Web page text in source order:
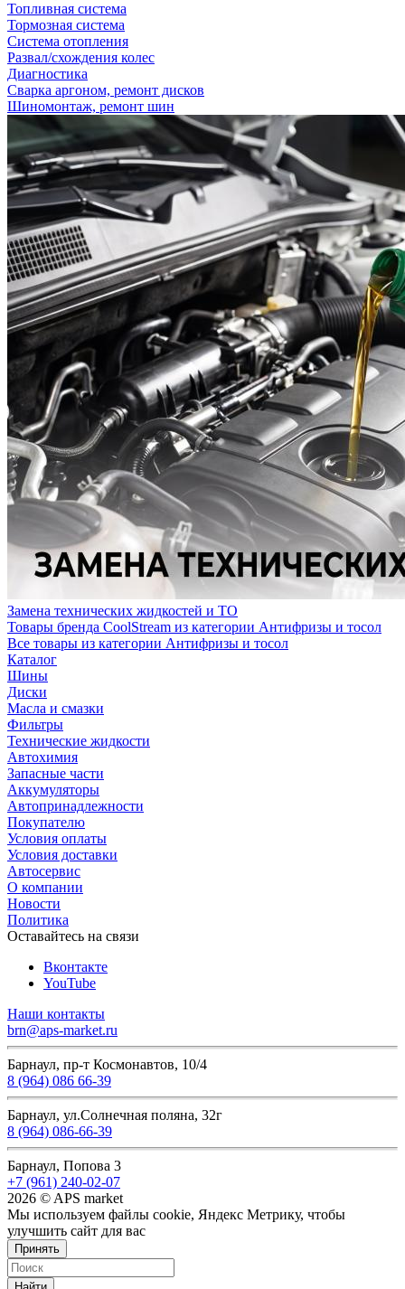
Топливная система
Тормозная система
Система отопления
Развал/схождения колес
Диагностика
Сварка аргоном, ремонт дисков
Шиномонтаж, ремонт шин
Замена технических жидкостей и ТО
Товары бренда CoolStream из категории Антифризы и тосол
Все товары из категории Антифризы и тосол
Каталог
Шины
Диски
Масла и смазки
Фильтры
Технические жидкости
Автохимия
Запасные части
Аккумуляторы
Автопринадлежности
Покупателю
Условия оплаты
Условия доставки
Автосервис
О компании
Новости
Политика
Оставайтесь на связи
Вконтакте
YouTube
Наши контакты
brn@aps-market.ru
Барнаул, пр-т Космонавтов, 10/4
8 (964) 086 66-39
Барнаул, ул.Солнечная поляна, 32г
8 (964) 086-66-39
Барнаул, Попова 3
+7 (961) 240-02-07
2026 © APS market
Мы используем файлы cookie, Яндекс Метрику, чтобы
улучшить сайт для вас
Принять